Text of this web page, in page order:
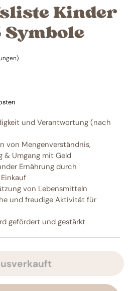
Kinder
Symbole
und Verantwortung (nach
von Mengenverständnis,
& Umgang mit Geld
Ernährung durch
von Lebensmitteln
und freudige Aktivität für
gefördert und gestärkt